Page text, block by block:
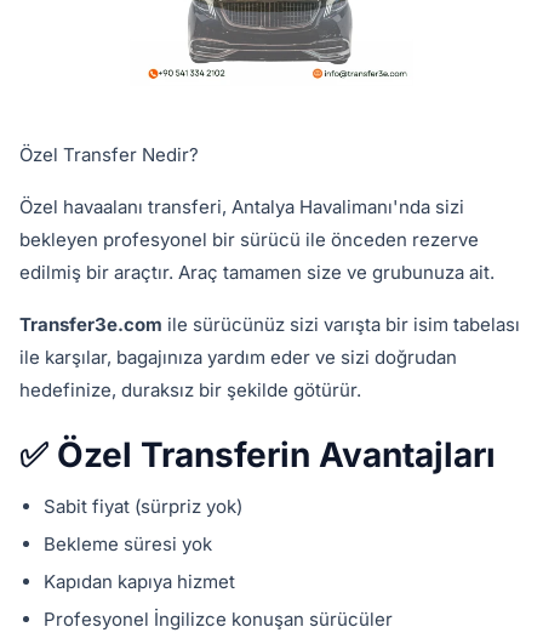
Özel Transfer Nedir?
Özel havaalanı transferi, Antalya Havalimanı'nda sizi
bekleyen profesyonel bir sürücü ile önceden rezerve
edilmiş bir araçtır. Araç tamamen size ve grubunuza ait.
Transfer3e.com ile sürücünüz sizi varışta bir isim tabelası
ile karşılar, bagajınıza yardım eder ve sizi doğrudan
hedefinize, duraksız bir şekilde götürür.
✅ Özel Transferin Avantajları
Sabit fiyat (sürpriz yok)
Bekleme süresi yok
Kapıdan kapıya hizmet
Profesyonel İngilizce konuşan sürücüler